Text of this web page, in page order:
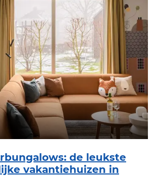
de leukste
vakantiehuizen in